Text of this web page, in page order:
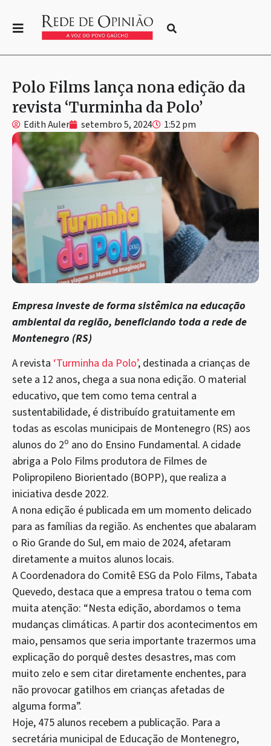
Polo Films lança nona edição da
revista ‘Turminha da Polo’
Edith Auler setembro 5, 2024 1:52 pm
Empresa investe de forma sistêmica na educação
ambiental da região, beneficiando toda a rede de
Montenegro (RS)
A revista ‘Turminha da Polo’, destinada a crianças de
sete a 12 anos, chega a sua nona edição. O material
educativo, que tem como tema central a
sustentabilidade, é distribuído gratuitamente em
todas as escolas municipais de Montenegro (RS) aos
alunos do 2o ano do Ensino Fundamental. A cidade
abriga a Polo Films produtora de Filmes de
Polipropileno Biorientado (BOPP), que realiza a
iniciativa desde 2022.
A nona edição é publicada em um momento delicado
para as famílias da região. As enchentes que abalaram
o Rio Grande do Sul, em maio de 2024, afetaram
diretamente a muitos alunos locais.
A Coordenadora do Comitê ESG da Polo Films, Tabata
Quevedo, destaca que a empresa tratou o tema com
muita atenção: “Nesta edição, abordamos o tema
mudanças climáticas. A partir dos acontecimentos em
maio, pensamos que seria importante trazermos uma
explicação do porquê destes desastres, mas com
muito zelo e sem citar diretamente enchentes, para
não provocar gatilhos em crianças afetadas de
alguma forma”.
Hoje, 475 alunos recebem a publicação. Para a
secretária municipal de Educação de Montenegro,